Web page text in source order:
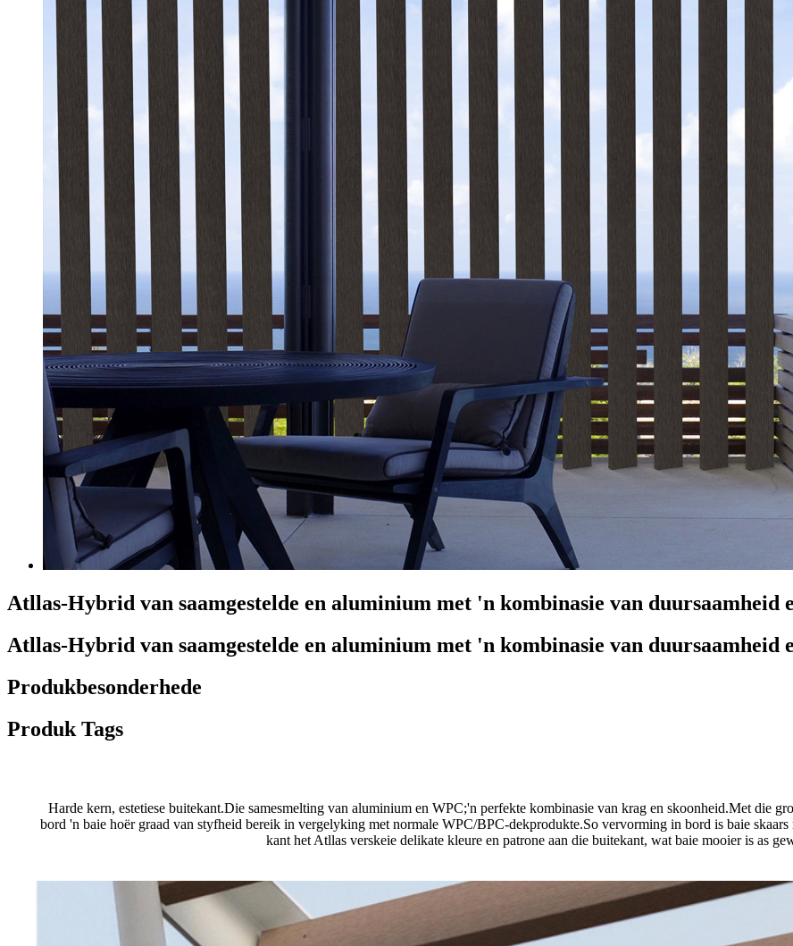
Atllas-Hybrid van saamgestelde en aluminium met 'n kombinasie van duursaamheid
Atllas-Hybrid van saamgestelde en aluminium met 'n kombinasie van duursaamheid
Produkbesonderhede
Produk Tags
Harde kern, estetiese buitekant.Die samesmelting van aluminium en WPC;'n perfekte kombinasie van krag en skoonheid.Met die
bord 'n baie hoër graad van styfheid bereik in vergelyking met normale WPC/BPC-dekprodukte.So vervorming in bord is baie
kant het Atllas verskeie delikate kleure en patrone aan die buitekant, wat baie mooier is as